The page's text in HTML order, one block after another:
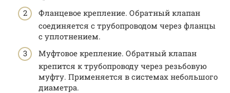
Фланцевое крепление. Обратный клапан
соединяется с трубопроводом через фланцы
с уплотнением.
Муфтовое крепление. Обратный клапан
крепится к трубопроводу через резьбовую
муфту. Применяется в системах небольшого
диаметра.